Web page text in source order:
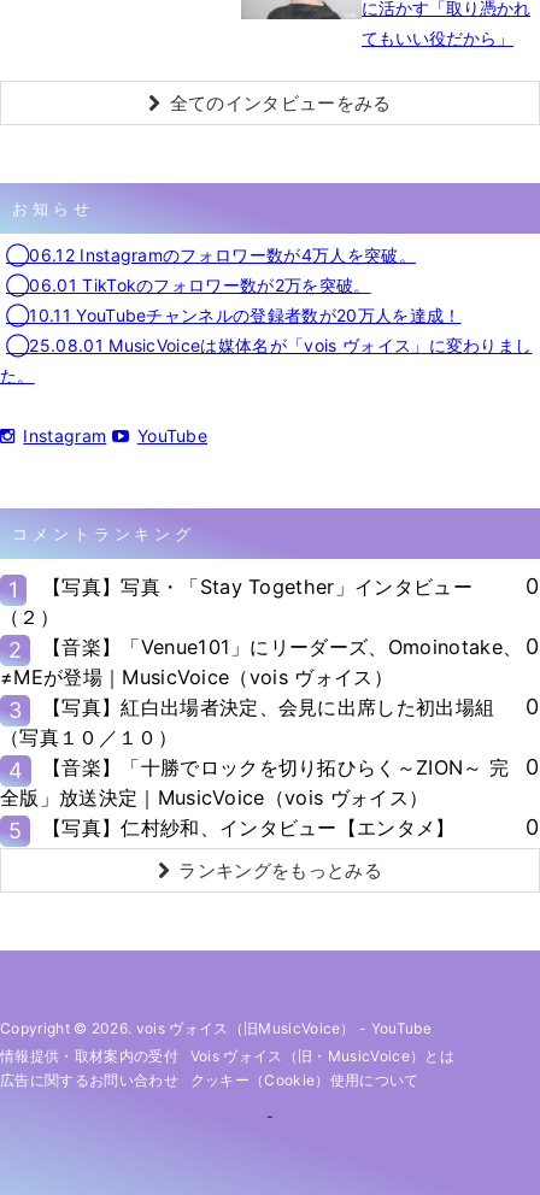
に活かす「取り憑かれ
てもいい役だから」
全てのインタビューをみる
お知らせ
◯06.12 Instagramのフォロワー数が4万人を突破。
◯06.01 TikTokのフォロワー数が2万を突破。
◯10.11 YouTubeチャンネルの登録者数が20万人を達成！
◯25.08.01 MusicVoiceは媒体名が「vois ヴォイス」に変わりまし
た。
Instagram YouTube
コメントランキング
1
【写真】写真・「Stay Together」インタビュー
（２）
0
2
【音楽】「Venue101」にリーダーズ、Omoinotake、
≠MEが登場｜MusicVoice（vois ヴォイス）
0
3
【写真】紅白出場者決定、会見に出席した初出場組
（写真１０／１０）
0
4
【音楽】「十勝でロックを切り拓ひらく～ZION～ 完
全版」放送決定｜MusicVoice（vois ヴォイス）
0
5 【写真】仁村紗和、インタビュー【エンタメ】 0
ランキングをもっとみる
Copyright © 2026. vois ヴォイス（旧MusicVoice） - YouTube
情報提供・取材案内の受付
Vois ヴォイス（旧・MusicVoice）とは
広告に関するお問い合わせ
クッキー（cookie）使用について
-